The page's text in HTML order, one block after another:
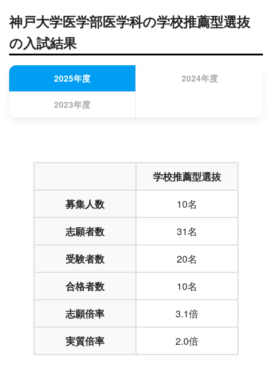
神戸大学医学部医学科の学校推薦型選抜
の入試結果
2025年度 2024年度
2023年度
学校推薦型選抜
募集人数
10名
志願者数
31名
受験者数
20名
合格者数
10名
志願倍率
3.1倍
実質倍率
2.0倍